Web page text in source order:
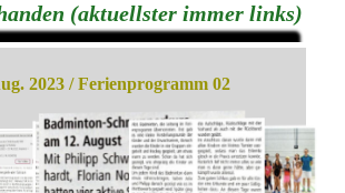
(aktuellster immer links)
2023 / Ferienprogramm 02